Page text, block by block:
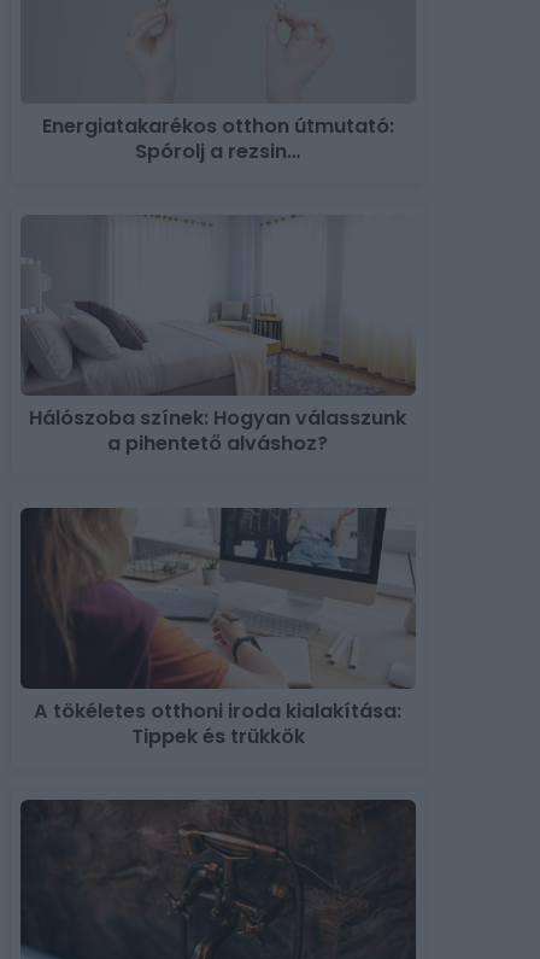
Energiatakarékos otthon útmutató:
Spórolj a rezsin…
Hálószoba színek: Hogyan válasszunk
a pihentető alváshoz?
A tökéletes otthoni iroda kialakítása:
Tippek és trükkök